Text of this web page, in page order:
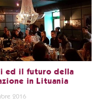
ed il futuro della
in Lituania
2016